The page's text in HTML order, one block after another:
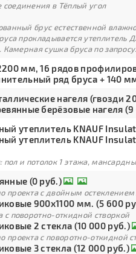
соединения в Тёплый угол
брус естественной
прокладывается
сушка бруса по запросу.
мм, 16 рядов
ряд бруса + 140
нагеля (гвозди
берёзовые нагеля
утеплитель KNAUF
утеплитель KNAUF
пол и потолок 1 этажа,
(0 руб.)
проекта с двойным
900х1100 мм. (5 600
с поворотно-откидной створкой
2 стекла (10 000 руб.)
проекта с поворотно-откидной
3 стекла (12 000 руб.)